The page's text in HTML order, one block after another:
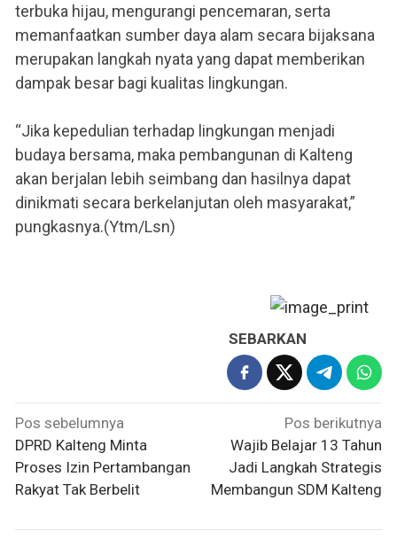
terbuka hijau, mengurangi pencemaran, serta
memanfaatkan sumber daya alam secara bijaksana
merupakan langkah nyata yang dapat memberikan
dampak besar bagi kualitas lingkungan.
“Jika kepedulian terhadap lingkungan menjadi
budaya bersama, maka pembangunan di Kalteng
akan berjalan lebih seimbang dan hasilnya dapat
dinikmati secara berkelanjutan oleh masyarakat,”
pungkasnya.(Ytm/Lsn)
SEBARKAN
Navigasi
pos
Pos sebelumnya
DPRD Kalteng Minta
Proses Izin Pertambangan
Rakyat Tak Berbelit
Pos berikutnya
Wajib Belajar 13 Tahun
Jadi Langkah Strategis
Membangun SDM Kalteng